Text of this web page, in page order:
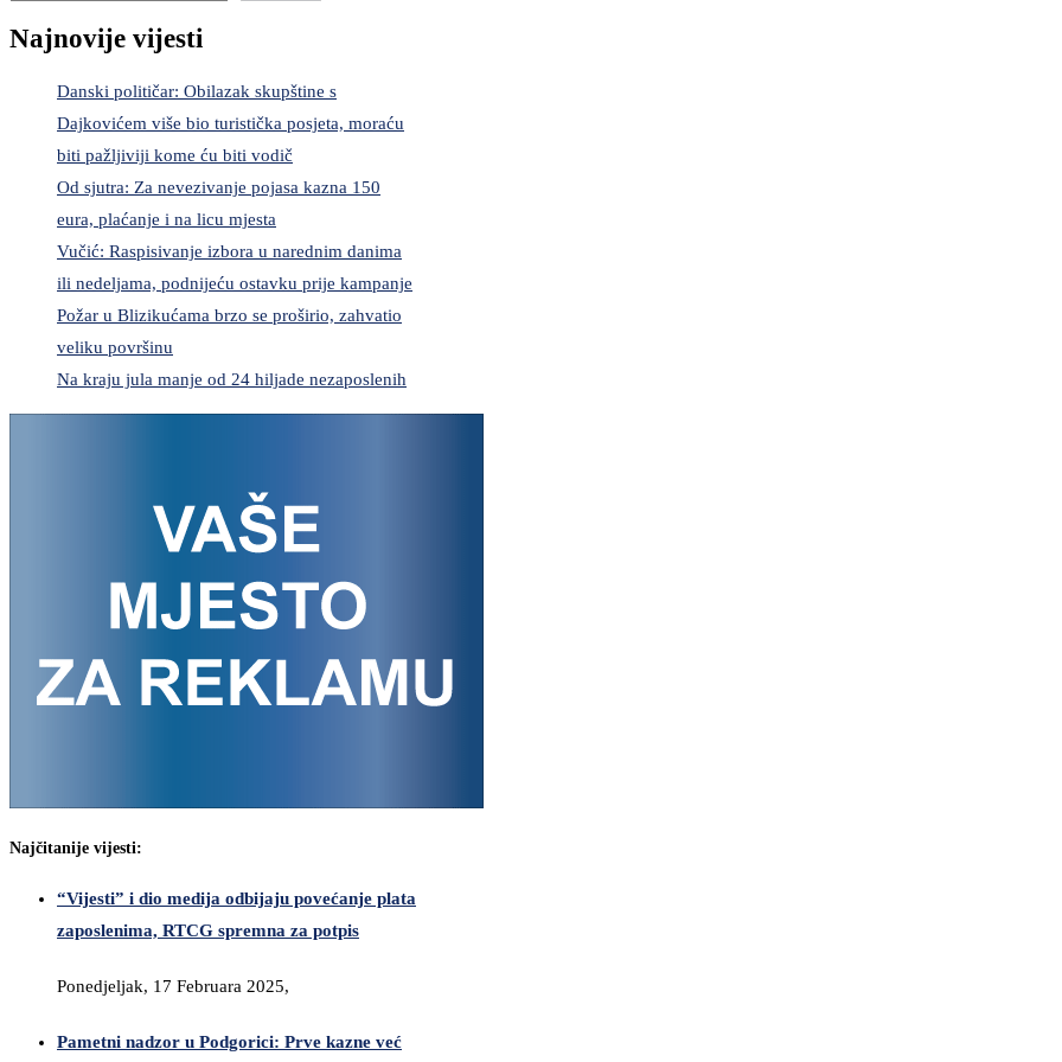
Najnovije vijesti
Danski političar: Obilazak skupštine s
Dajkovićem više bio turistička posjeta, moraću
biti pažljiviji kome ću biti vodič
Od sjutra: Za nevezivanje pojasa kazna 150
eura, plaćanje i na licu mjesta
Vučić: Raspisivanje izbora u narednim danima
ili nedeljama, podnijeću ostavku prije kampanje
Požar u Blizikućama brzo se proširio, zahvatio
veliku površinu
Na kraju jula manje od 24 hiljade nezaposlenih
Najčitanije vijesti:
“Vijesti” i dio medija odbijaju povećanje plata
zaposlenima, RTCG spremna za potpis
Ponedjeljak, 17 Februara 2025,
Pametni nadzor u Podgorici: Prve kazne već